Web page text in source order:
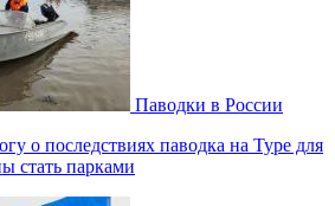
Паводки в России
о последствиях паводка на Туре для
стать парками